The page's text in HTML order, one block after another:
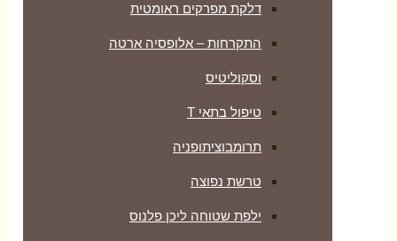
דלקת מפרקים ראומטית
התקרחות – אלופסיה ארטה
וסקוליטיס
טיפול בתאי T
תרומבוציתופניה
טרשת נפוצה
ילפת שטוחה ליכן פלנוס